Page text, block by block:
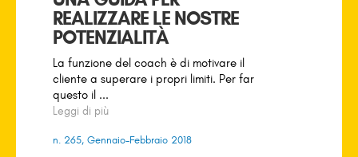
REALIZZARE LE NOSTRE
POTENZIALITÀ
La funzione del coach è di motivare il
cliente a superare i propri limiti. Per far
questo il ...
Leggi di più
n. 265, Gennaio-Febbraio 2018